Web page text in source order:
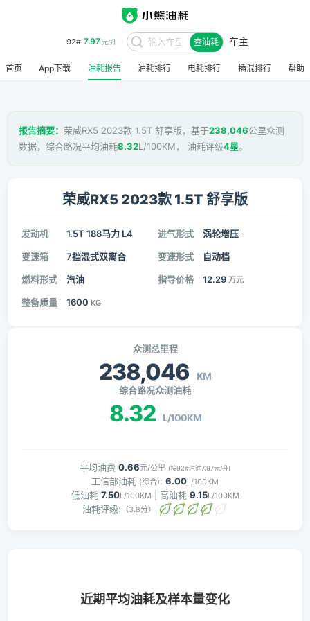
95# 8.48
查油耗 车主
首页 App下载 油耗报告 油耗排行 电耗排行 插混排行 帮助
报告摘要： 荣威RX5 2023款 1.5T 舒享版，基于238,046公里众测
数据，综合路况平均油耗8.32L/100KM， 油耗评级4星。
荣威RX5 2023款 1.5T 舒享版
发动机 1.5T 188马力 L4 进气形式 涡轮增压
变速箱 7挡湿式双离合 变速形式 自动档
燃料形式 汽油 指导价格 12.29 万元
整备质量 1600 KG
众测总里程
238,046 KM
综合路况众测油耗
8.32 L/100KM
平均油费 0.66元/公里 (按92#汽油7.97元/升)
工信部油耗 (综合): 6.00L/100KM
低油耗 7.50L/100KM | 高油耗 9.15L/100KM
油耗评级: （3.8分）